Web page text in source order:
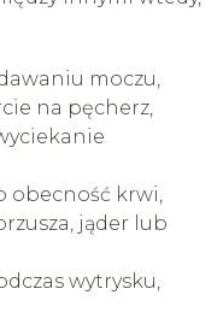
moczu,
na pęcherz,
obecność krwi,
jąder lub
wytrysku,